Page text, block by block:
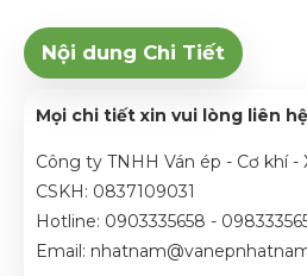
Nội dung Chi Tiết
Mọi chi tiết xin vui lòng liên
Công ty TNHH Ván ép - Cơ khí
CSKH: 0837109031
Hotline: 0903335658 -
Email: